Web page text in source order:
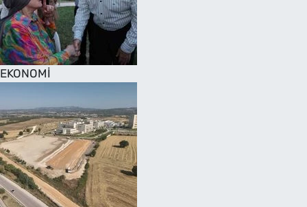
EKONOMİ
SAĞLIK
TV REHBERİ